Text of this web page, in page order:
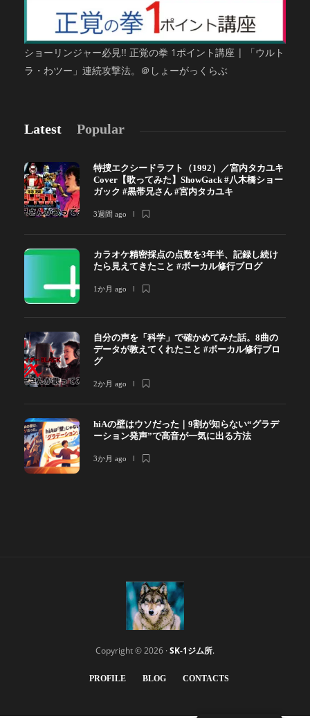
ショーリンジャー必見!! 正覚の拳 1ポイント講座 | 「ウルト
ラ・わツー」連続攻撃法。＠しょーがっくらぶ
Latest Popular
特捜エクシードラフト（1992）／宮内タカユキ
Cover【歌ってみた】ShowGack #八木橋ショー
ガック #黒帯兄さん #宮内タカユキ
3週間 ago
カラオケ精密採点の点数を3年半、記録し続け
たら見えてきたこと #ボーカル修行ブログ
1か月 ago
自分の声を「科学」で確かめてみた話。8曲の
データが教えてくれたこと #ボーカル修行ブロ
グ
2か月 ago
hiAの壁はウソだった｜9割が知らない“グラデ
ーション発声”で高音が一気に出る方法
3か月 ago
Copyright © 2026 ·SK-1ジム所.
PROFILE BLOG CONTACTS